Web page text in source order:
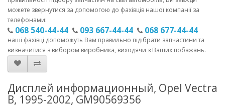
можете звернутися за допомогою до фахівців нашої компанії за
телефонами:
068 540-44-44 093 667-44-44 068 677-44-44
наші фахівці допоможуть Вам правильно підібрати запчастини та
визначитися з вибором виробника, виходячи з Ваших побажань.
Дисплей информационный, Opel Vectra
B, 1995-2002, GM90569356